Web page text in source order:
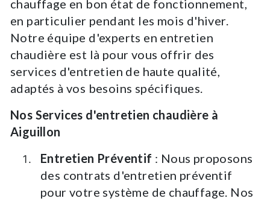
chauffage en bon état de fonctionnement,
en particulier pendant les mois d'hiver.
Notre équipe d'experts en entretien
chaudière est là pour vous offrir des
services d'entretien de haute qualité,
adaptés à vos besoins spécifiques.
Nos Services d'entretien chaudière à
Aiguillon
Entretien Préventif : Nous proposons
des contrats d'entretien préventif
pour votre système de chauffage. Nos